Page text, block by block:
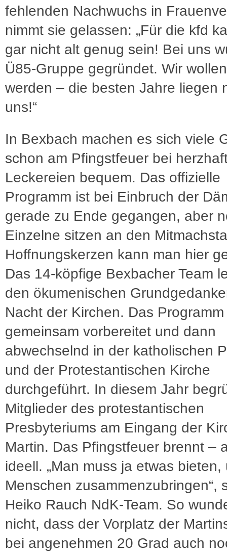
fehlenden Nachwuchs in
nimmt sie gelassen: „Für die kfd
gar nicht alt genug sein! Bei uns
Ü85-Gruppe gegründet. Wir
werden – die besten Jahre liegen
uns!“
In Bexbach machen es sich viele
schon am Pfingstfeuer bei
Leckereien bequem. Das offizielle
Programm ist bei Einbruch der
gerade zu Ende gegangen, aber
Einzelne sitzen an den
Hoffnungskerzen kann man hier
Das 14-köpfige Bexbacher Team
den ökumenischen
Nacht der Kirchen. Das
gemeinsam vorbereitet und dann
abwechselnd in der katholischen
und der Protestantischen Kirche
durchgeführt. In diesem Jahr
Mitglieder des protestantischen
Presbyteriums am Eingang der
Martin. Das Pfingstfeuer brennt –
ideell. „Man muss ja etwas bieten,
Menschen zusammenzubringen“,
Heiko Rauch NdK-Team. So
nicht, dass der Vorplatz der
bei angenehmen 20 Grad auch